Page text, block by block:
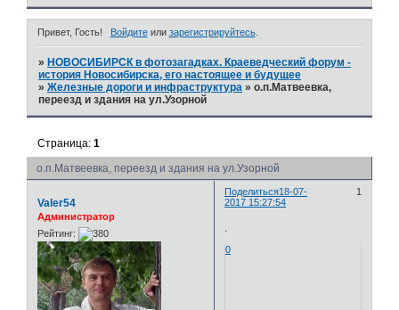
Привет, Гость! Войдитеили зарегистрируйтесь.
» НОВОСИБИРСК в фотозагадках. Краеведческий форум -
история Новосибирска, его настоящее и будущее
»Железные дороги и инфраструктура »о.п.Матвеевка,
переезд и здания на ул.Узорной
о.п.Матвеевка, переезд и здания на ул.Узорной
Страница:1
Поделиться 1
18-07-
2017 15:27:54
Valer54
Администратор
Рейтинг:
0